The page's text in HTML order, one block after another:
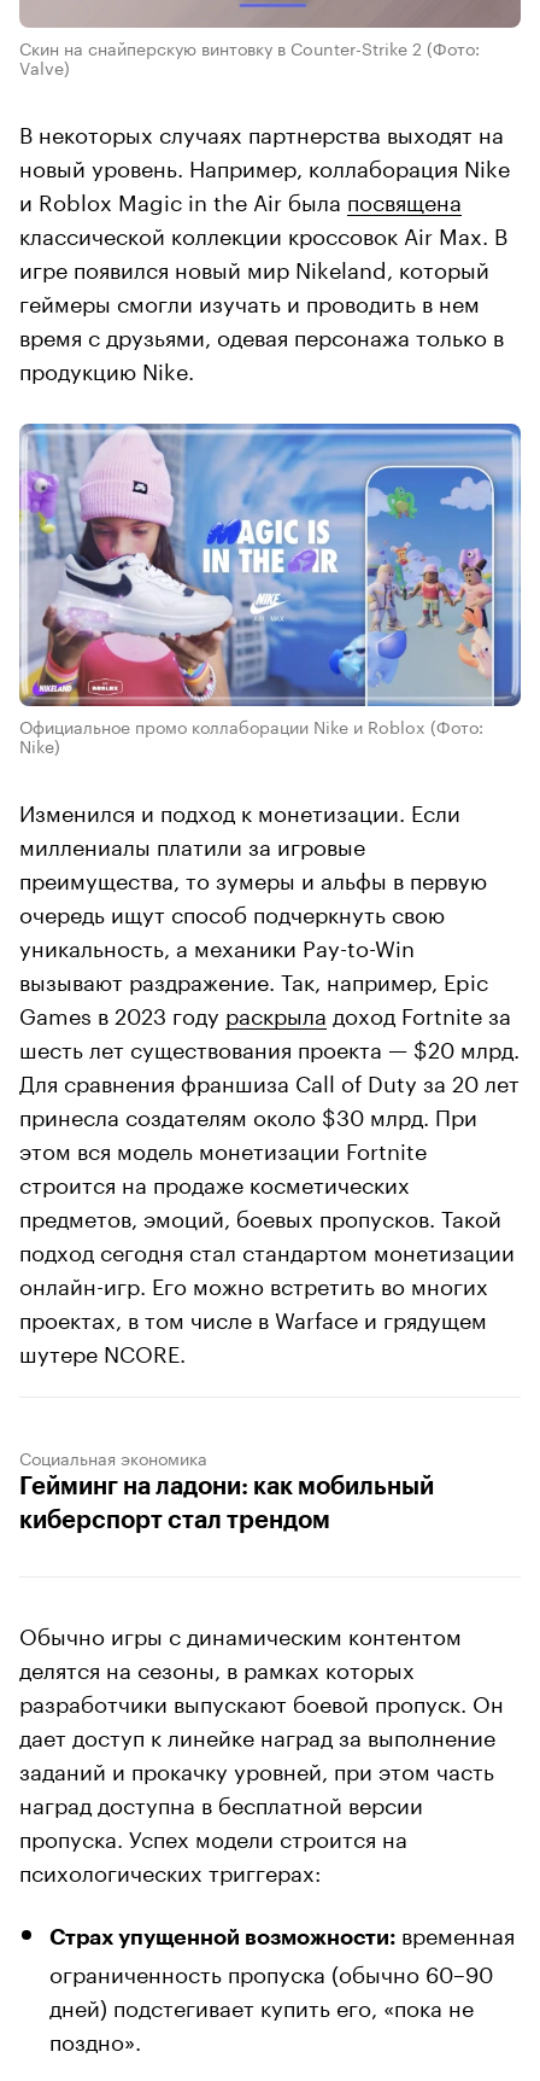
Скин на снайперскую винтовку в Counter-Strike 2 (Фото:
Valve)
В некоторых случаях партнерства выходят на
новый уровень. Например, коллаборация Nike
и Roblox Magic in the Air была посвящена
классической коллекции кроссовок Air Max. В
игре появился новый мир Nikeland, который
геймеры смогли изучать и проводить в нем
время с друзьями, одевая персонажа только в
продукцию Nike.
Официальное промо коллаборации Nike и Roblox (Фото:
Nike)
Изменился и подход к монетизации. Если
миллениалы платили за игровые
преимущества, то зумеры и альфы в первую
очередь ищут способ подчеркнуть свою
уникальность, а механики Pay-to-Win
вызывают раздражение. Так, например, Epic
Games в 2023 году раскрыла доход Fortnite за
шесть лет существования проекта — $20 млрд.
Для сравнения франшиза Call of Duty за 20 лет
принесла создателям около $30 млрд. При
этом вся модель монетизации Fortnite
строится на продаже косметических
предметов, эмоций, боевых пропусков. Такой
подход сегодня стал стандартом монетизации
онлайн-игр. Его можно встретить во многих
проектах, в том числе в Warface и грядущем
шутере NCORE.
Социальная экономика
Гейминг на ладони: как мобильный
киберспорт стал трендом
Обычно игры с динамическим контентом
делятся на сезоны, в рамках которых
разработчики выпускают боевой пропуск. Он
дает доступ к линейке наград за выполнение
заданий и прокачку уровней, при этом часть
наград доступна в бесплатной версии
пропуска. Успех модели строится на
психологических триггерах:
Страх упущенной возможности: временная
ограниченность пропуска (обычно 60–90
дней) подстегивает купить его, «пока не
поздно».